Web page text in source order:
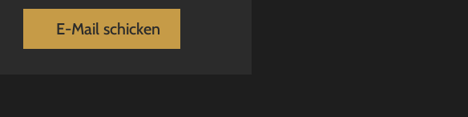
E-Mail schicken